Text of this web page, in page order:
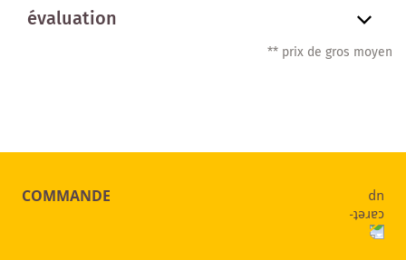
évaluation
** prix de gros moyen
COMMANDE